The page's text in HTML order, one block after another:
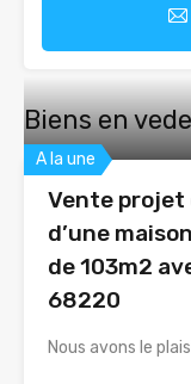
Biens en
A la une
Vente
d’une
de 103m2
68220
Nous avons le